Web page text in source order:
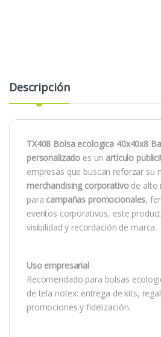
Descripción
TX408 Bolsa ecologica 40x40x8
personalizado es un artículo
empresas que buscan reforzar su
merchandising corporativode alto
para campañas promocionales,
eventos corporativos, este
visibilidad y recordación de marca.
Uso empresarial
Recomendado para bolsas
de tela notex: entrega de kits,
promociones y fidelización.